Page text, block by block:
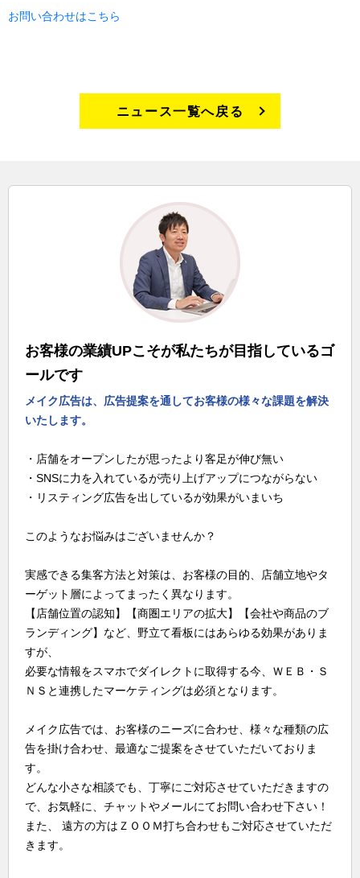
お問い合わせはこちら
ニュース一覧へ戻る
お客様の業績UPこそが私たちが目指しているゴ
ールです
メイク広告は、広告提案を通してお客様の様々な課題を解決
いたします。
・店舗をオープンしたが思ったより客足が伸び無い
・SNSに力を入れているが売り上げアップにつながらない
・リスティング広告を出しているが効果がいまいち
このようなお悩みはございませんか？
実感できる集客方法と対策は、お客様の目的、店舗立地やタ
ーゲット層によってまったく異なります。
【店舗位置の認知】【商圏エリアの拡大】【会社や商品のブ
ランディング】など、野立て看板にはあらゆる効果がありま
すが、
必要な情報をスマホでダイレクトに取得する今、ＷＥＢ・Ｓ
ＮＳと連携したマーケティングは必須となります。
メイク広告では、お客様のニーズに合わせ、様々な種類の広
告を掛け合わせ、最適なご提案をさせていただいておりま
す。
どんな小さな相談でも、丁寧にご対応させていただきますの
で、お気軽に、チャットやメールにてお問い合わせ下さい！
また、 遠方の方はＺＯＯＭ打ち合わせもご対応させていただ
きます。